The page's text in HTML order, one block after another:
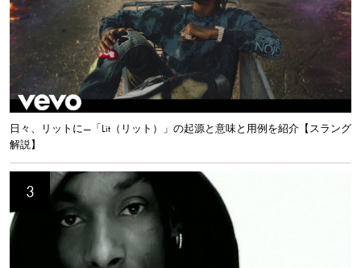
日々、リットに—「Lit（リット）」の起源と意味と用例を紹介【スラング
解説】